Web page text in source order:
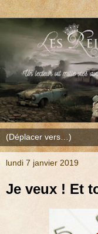
lundi 7 janvier 2019
Je veux ! Et